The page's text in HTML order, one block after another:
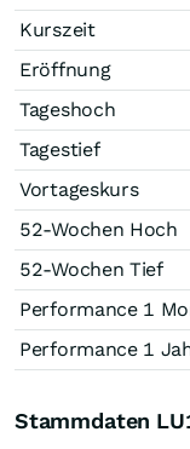
Kurszeit
Eröffnung
Tageshoch
Tagestief
Vortageskurs
52-Wochen Hoch
52-Wochen Tief
Performance 1
Performance 1
Stammdaten